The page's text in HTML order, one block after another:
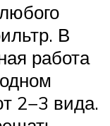
В
работа
2−3 вида.